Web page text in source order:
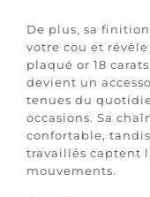
De plus, sa
votre cou et
plaqué or 18
devient un
tenues du
occasions. Sa
confortable,
travaillés captent
mouvements.